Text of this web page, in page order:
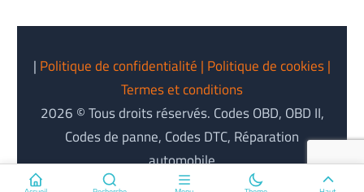
| Politique de confidentialité | Politique de cookies|
Termes et conditions
2026 © Tous droits réservés. Codes OBD, OBD II,
Codes de panne, Codes DTC, Réparation
automobile